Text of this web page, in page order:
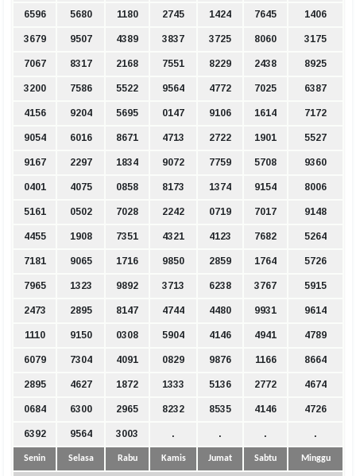
6596 5680 1180 2745 1424 7645 1406
3679 9507 4389 3837 3725 8060 3175
7067 8317 2168 7551 8229 2438 8925
3200 7586 5522 9564 4772 7025 6387
4156 9204 5695 0147 9106 1614 7172
9054 6016 8671 4713 2722 1901 5527
9167 2297 1834 9072 7759 5708 9360
0401 4075 0858 8173 1374 9154 8006
5161 0502 7028 2242 0719 7017 9148
4455 1908 7351 4321 4123 7682 5264
7181 9065 1716 9850 2859 1764 5726
7965 1323 9892 3713 6238 3767 5915
2473 2895 8147 4744 4480 9931 9614
1110 9150 0308 5904 4146 4941 4789
6079 7304 4091 0829 9876 1166 8664
2895 4627 1872 1333 5136 2772 4674
0684 6300 2965 8232 8535 4146 4726
6392 9564 3003 . . . .
Senin Selasa Rabu Kamis Jumat Sabtu Minggu